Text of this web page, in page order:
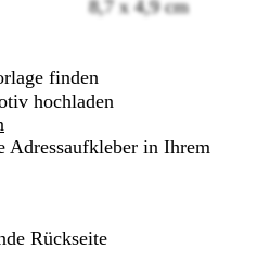
8,7 x 4,9 cm
finden
hochladen
Adressaufkleber in Ihrem
Rückseite